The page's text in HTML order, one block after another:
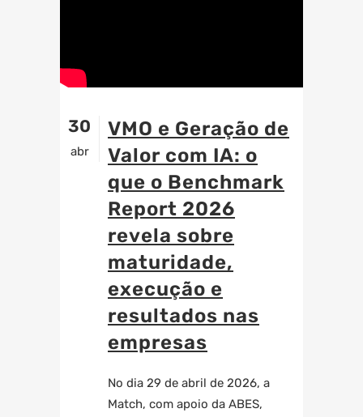
30
abr
VMO e Geração de
Valor com IA: o
que o Benchmark
Report 2026
revela sobre
maturidade,
execução e
resultados nas
empresas
No dia 29 de abril de 2026, a
Match, com apoio da ABES,